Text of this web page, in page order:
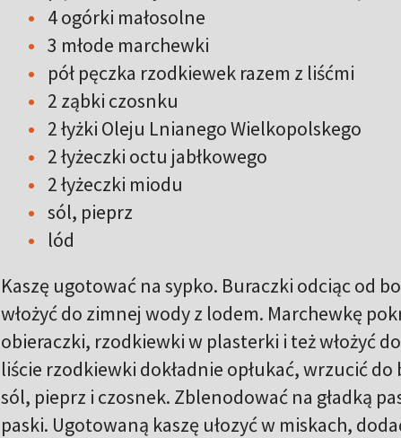
4 ogórki małosolne
3 młode marchewki
pół pęczka rzodkiewek razem z liśćmi
2 ząbki czosnku
2 łyżki Oleju Lnianego Wielkopolskego
2 łyżeczki octu jabłkowego
2 łyżeczki miodu
sól, pieprz
lód
Kaszę ugotować na sypko. Buraczki odciąc od
włożyć do zimnej wody z lodem. Marchewkę
obieraczki, rzodkiewki w plasterki i też włożyć
liście rzodkiewki dokładnie opłukać, wrzucić
sól, pieprz i czosnek. Zblenodować na gładką
paski. Ugotowaną kaszę ułozyć w miskach,